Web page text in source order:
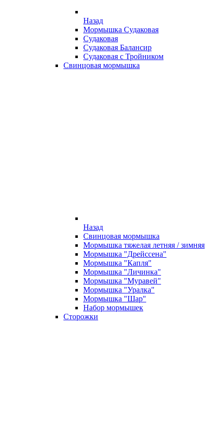
Назад
Мормышка Судаковая
Судаковая
Судаковая Балансир
Судаковая с Тройником
Свинцовая мормышка
Назад
Свинцовая мормышка
Мормышка тяжелая летняя / зимняя
Мормышка "Дрейссена"
Мормышка "Капля"
Мормышка "Личинка"
Мормышка "Муравей"
Мормышка "Уралка"
Мормышка "Шар"
Набор мормышек
Сторожки